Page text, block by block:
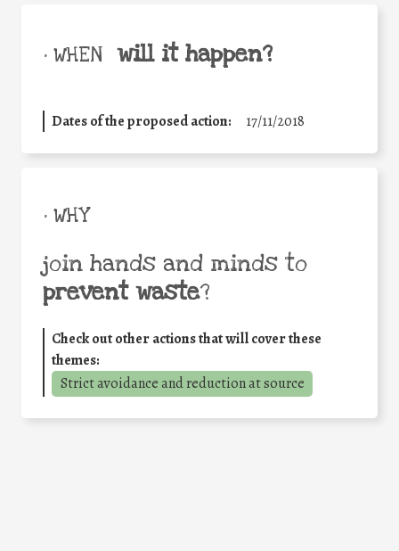
• WHEN will it happen?
Dates of the proposed action: 17/11/2018
• WHY
join hands and minds to
prevent waste?
Check out other actions that will cover these
themes:
Strict avoidance and reduction at source